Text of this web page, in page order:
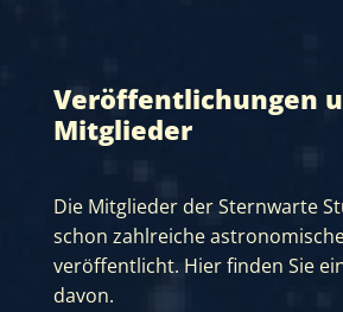
Veröffentlichungen
Mitglieder
Die Mitglieder der Sternwarte
schon zahlreiche
veröffentlicht. Hier finden Sie
davon.